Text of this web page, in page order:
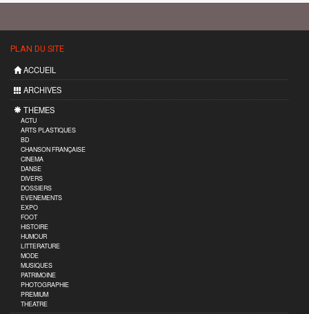
PLAN DU SITE
ACCUEIL
ARCHIVES
THEMES
ACTU
ARTS PLASTIQUES
BD
CHANSON FRANÇAISE
CINEMA
DANSE
DIVERS
DOSSIERS
EVENEMENTS
EXPO
FOOT
HISTOIRE
HUMOUR
LITTERATURE
MODE
MUSIQUES
PATRIMOINE
PHOTOGRAPHIE
PREMIUM
THEATRE